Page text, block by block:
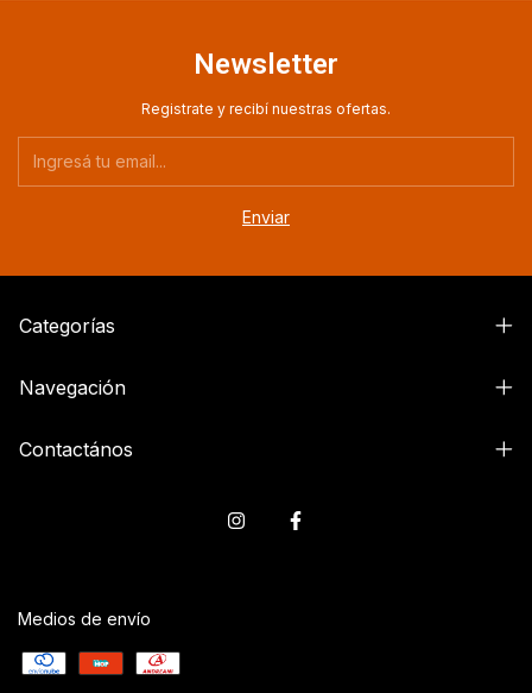
Newsletter
Registrate y recibí nuestras ofertas.
Categorías
Navegación
Contactános
Medios de envío